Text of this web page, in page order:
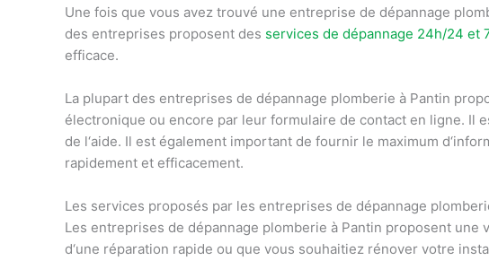
Une fois que vous avez trouvé une entreprise de dépannage plom
des entreprises proposent des services de dépannage 24h/24 et
efficace.
La plupart des entreprises de dépannage plomberie à Pantin
électronique ou encore par leur formulaire de contact en ligne. Il
de l‘aide. Il est également important de fournir le maximum d‘in
rapidement et efficacement.
Les services proposés par les entreprises de dépannage plomber
Les entreprises de dépannage plomberie à Pantin proposent une
d‘une réparation rapide ou que vous souhaitiez rénover votre